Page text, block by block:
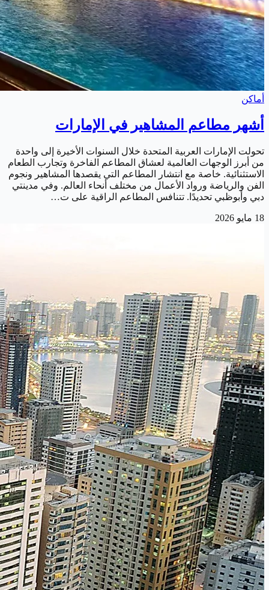
أماكن
أشهر مطاعم المشاهير في الإمارات
تحولت الإمارات العربية المتحدة خلال السنوات الأخيرة إلى واحدة
من أبرز الوجهات العالمية لعشاق المطاعم الفاخرة وتجارب الطعام
الاستثنائية. خاصة مع انتشار المطاعم التي يقصدها المشاهير ونجوم
الفن والرياضة ورواد الأعمال من مختلف أنحاء العالم. وفي مدينتي
دبي وأبوظبي تحديدًا. تتنافس المطاعم الراقية على ت…
18 مايو 2026